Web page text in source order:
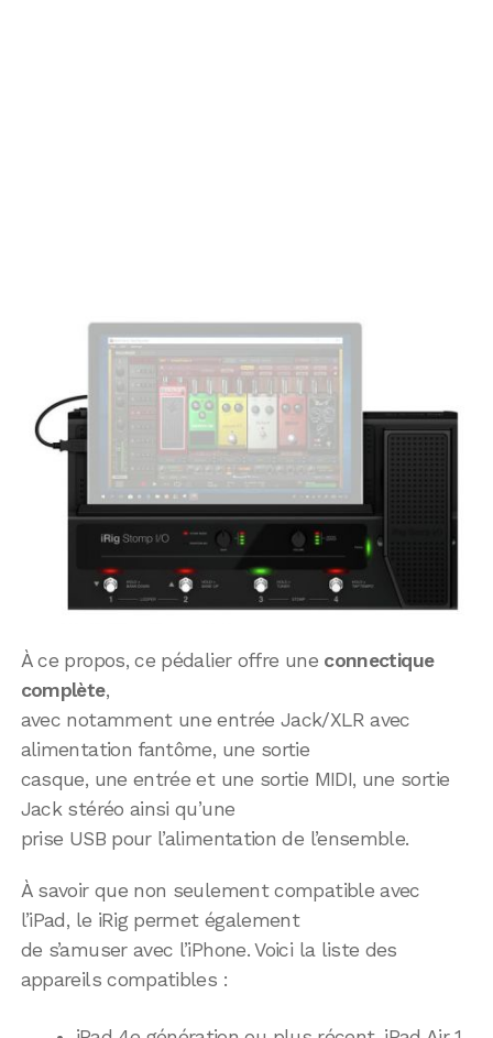
À ce propos, ce pédalier offre une connectique
complète,
avec notamment une entrée Jack/XLR avec
alimentation fantôme, une sortie
casque, une entrée et une sortie MIDI, une sortie
Jack stéréo ainsi qu’une
prise USB pour l’alimentation de l’ensemble.
À savoir que non seulement compatible avec
l’iPad, le iRig permet également
de s’amuser avec l’iPhone. Voici la liste des
appareils compatibles :